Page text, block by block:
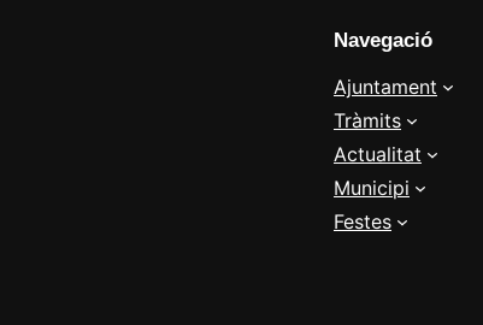
Navegació
Ajuntament
Tràmits
Actualitat
Municipi
Festes